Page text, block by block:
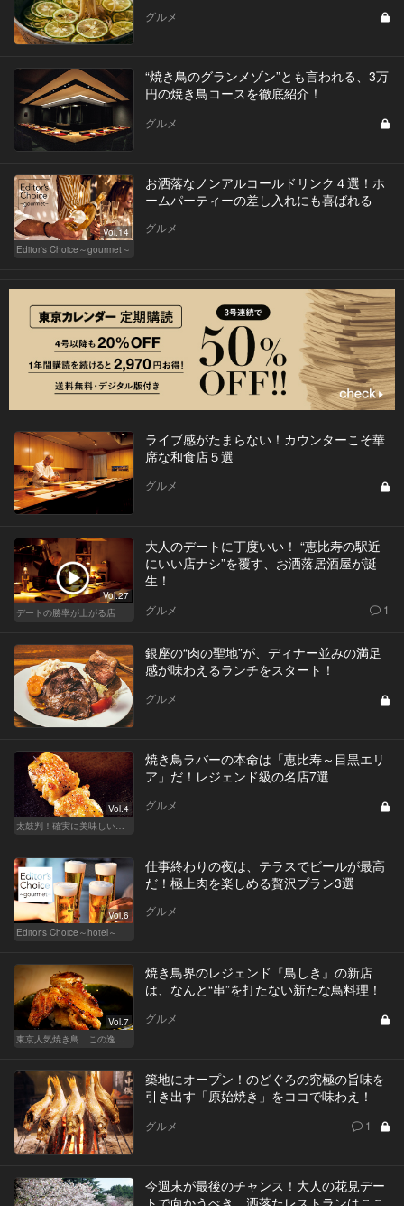
グルメ
“焼き鳥のグランメゾン”とも言われる、3万
円の焼き鳥コースを徹底紹介！
グルメ
Vol.14
Editor's Choice～gourmet～
お洒落なノンアルコールドリンク４選！ホ
ームパーティーの差し入れにも喜ばれる
グルメ
ライブ感がたまらない！カウンターこそ華
席な和食店５選
グルメ
Vol.27
デートの勝率が上がる店
大人のデートに丁度いい！ “恵比寿の駅近
にいい店ナシ”を覆す、お洒落居酒屋が誕
生！
グルメ 1
銀座の“肉の聖地”が、ディナー並みの満足
感が味わえるランチをスタート！
グルメ
Vol.4
焼き鳥ラバーの本命は「恵比寿～目黒エリ
ア」だ！レジェンド級の名店7選
グルメ
Vol.6
Editor's Choice～hotel～
仕事終わりの夜は、テラスでビールが最高
だ！極上肉を楽しめる贅沢プラン3選
グルメ
Vol.7
焼き鳥界のレジェンド『鳥しき』の新店
は、なんと“串”を打たない新たな鳥料理！
グルメ
築地にオープン！のどぐろの究極の旨味を
引き出す「原始焼き」をココで味わえ！
グルメ 1
今週末が最後のチャンス！大人の花見デー
トで向かうべき、洒落たレストランはここ